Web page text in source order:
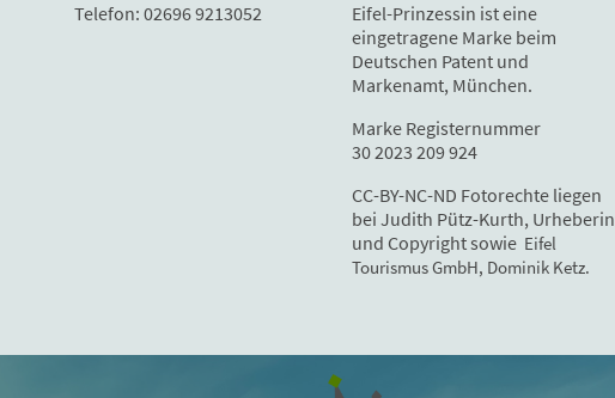
Telefon: 02696 9213052
Eifel-Prinzessin ist eine
eingetragene Marke beim
Deutschen Patent und
Markenamt, München.
Marke Registernummer
30 2023 209 924
CC-BY-NC-ND Fotorechte liegen
bei Judith Pütz-Kurth, Urheberin
und Copyright sowie Eifel
Tourismus GmbH, Dominik Ketz.